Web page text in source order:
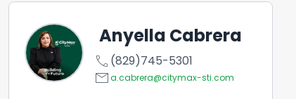
Anyella Cabrera
call (829)745-5301
emaila.cabrera@citymax-sti.com